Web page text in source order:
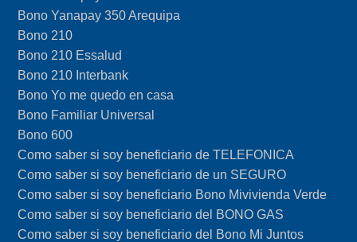
Bono Yanapay 350 Arequipa
Bono 210
Bono 210 Essalud
Bono 210 Interbank
Bono Yo me quedo en casa
Bono Familiar Universal
Bono 600
Como saber si soy beneficiario de TELEFONICA
Como saber si soy beneficiario de un SEGURO
Como saber si soy beneficiario Bono Mivivienda Verde
Como saber si soy beneficiario del BONO GAS
Como saber si soy beneficiario del Bono Mi Juntos